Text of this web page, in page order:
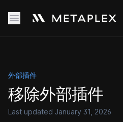
外部插件
移除外部插件
Last updated January 31, 2026